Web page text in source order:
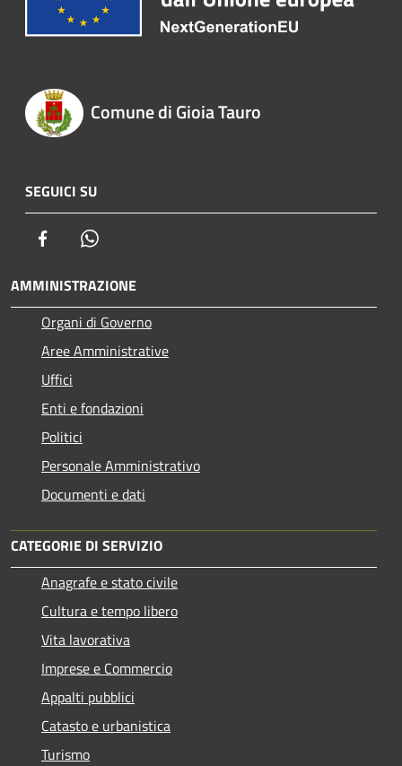
Comune di Gioia Tauro
SEGUICI SU
Facebook
AMMINISTRAZIONE
Organi di Governo
Aree Amministrative
Uffici
Enti e fondazioni
Politici
Personale Amministrativo
Documenti e dati
CATEGORIE DI SERVIZIO
Anagrafe e stato civile
Cultura e tempo libero
Vita lavorativa
Imprese e Commercio
Appalti pubblici
Catasto e urbanistica
Turismo